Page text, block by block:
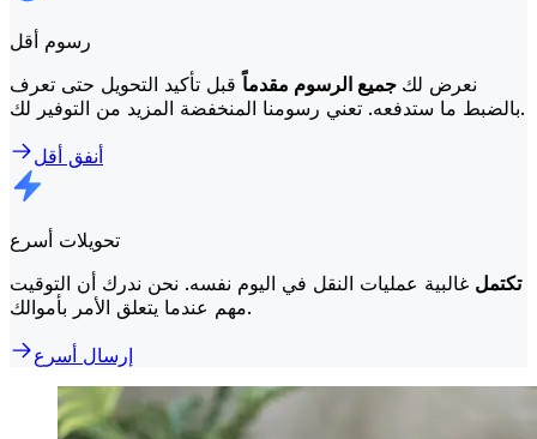
رسوم أقل
نعرض لك جميع الرسوم مقدماًقبل تأكيد التحويل حتى تعرف
بالضبط ما ستدفعه. تعني رسومنا المنخفضة المزيد من التوفير لك.
أنفق أقل
تحويلات أسرع
تكتمل غالبية عمليات النقل في اليوم نفسه. نحن ندرك أن التوقيت
مهم عندما يتعلق الأمر بأموالك.
إرسال أسرع